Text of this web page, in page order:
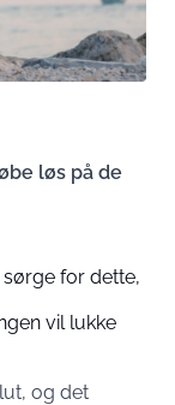
løs på de
for dette,
vil lukke
og det